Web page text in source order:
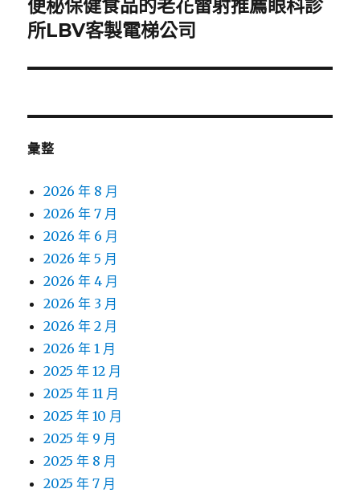
下
一
文
便秘保健食品的老花雷射推薦眼科診
所LBV客製電梯公司
彙整
2026 年 8 月
2026 年 7 月
2026 年 6 月
2026 年 5 月
2026 年 4 月
2026 年 3 月
2026 年 2 月
2026 年 1 月
2025 年 12 月
2025 年 11 月
2025 年 10 月
2025 年 9 月
2025 年 8 月
2025 年 7 月